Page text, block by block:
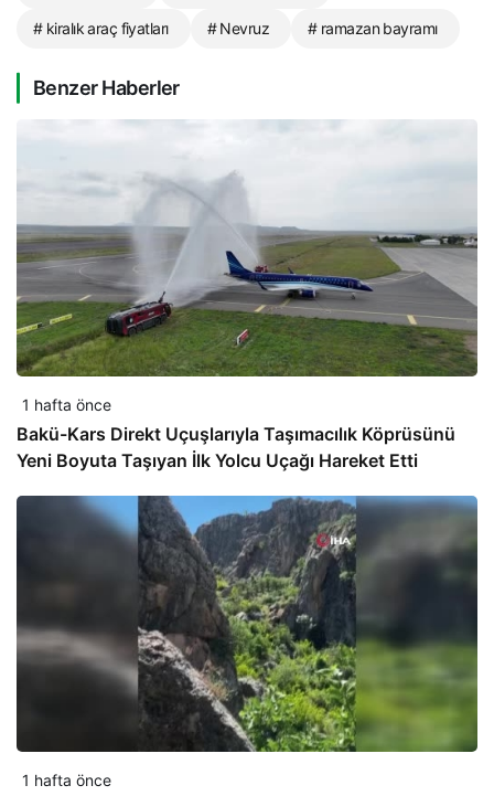
# kiralık araç fiyatları # Nevruz # ramazan bayramı
Benzer Haberler
1 hafta önce
Bakü-Kars Direkt Uçuşlarıyla Taşımacılık Köprüsünü
Yeni Boyuta Taşıyan İlk Yolcu Uçağı Hareket Etti
1 hafta önce